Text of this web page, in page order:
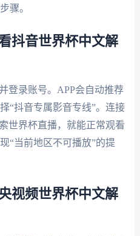
骤。
抖音世界杯中文解
登录账号。APP会自动推荐
“抖音专属影音专线”。连接
世界杯直播，就能正常观看
“当前地区不可播放”的提
视频世界杯中文解